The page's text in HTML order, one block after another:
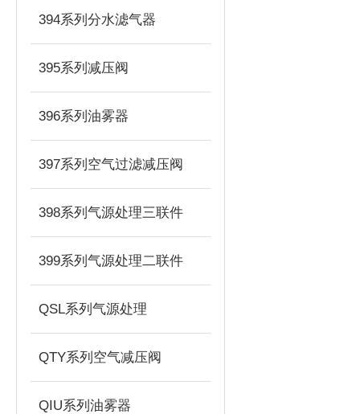
394系列分水滤气器
395系列减压阀
396系列油雾器
397系列空气过滤减压阀
398系列气源处理三联件
399系列气源处理二联件
QSL系列气源处理
QTY系列空气减压阀
QIU系列油雾器